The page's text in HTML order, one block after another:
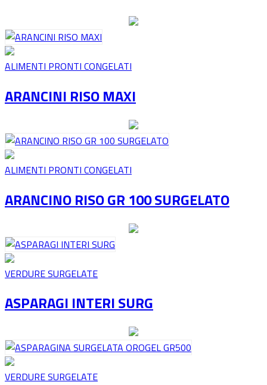
ALIMENTI PRONTI CONGELATI
ARANCINI RISO MAXI
ALIMENTI PRONTI CONGELATI
ARANCINO RISO GR 100 SURGELATO
VERDURE SURGELATE
ASPARAGI INTERI SURG
VERDURE SURGELATE